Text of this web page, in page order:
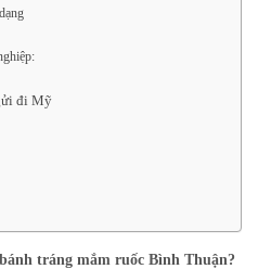
đi Mỹ
tráng mắm ruốc Bình Thuận?